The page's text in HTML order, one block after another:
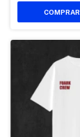
COMPRAR